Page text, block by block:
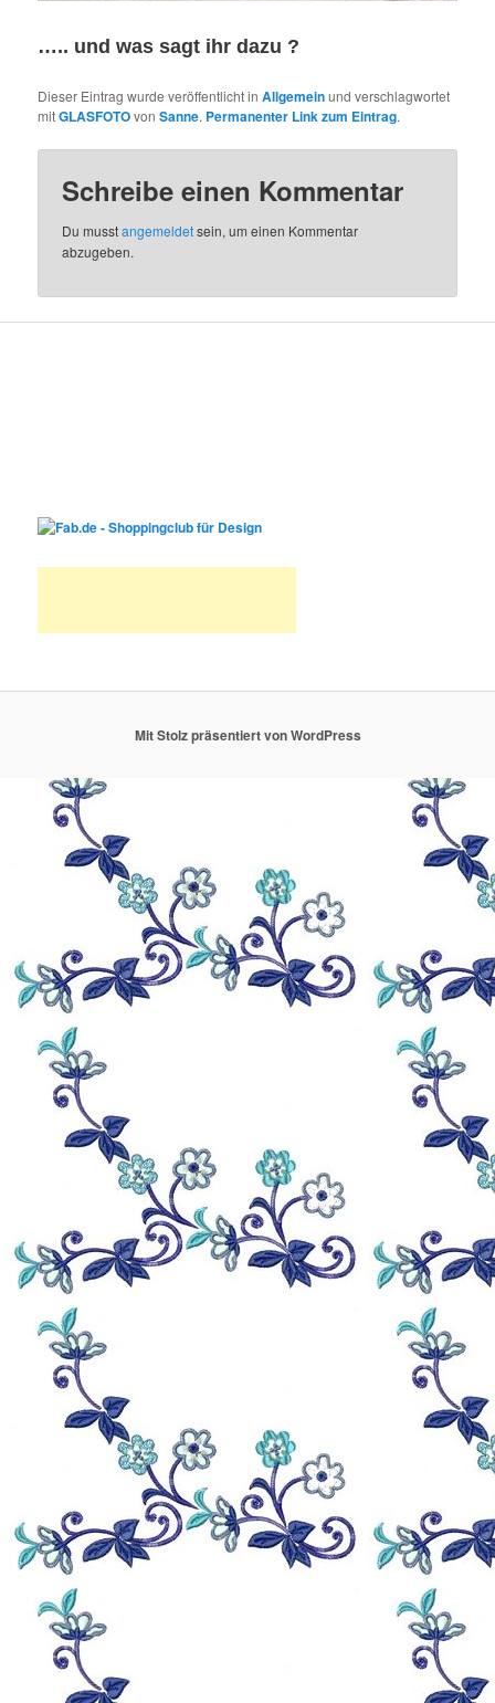
….. und was sagt ihr dazu ?
Dieser Eintrag wurde veröffentlicht inAllgemeinund verschlagwortet
mitGLASFOTOvonSanne. Permanenter Link zum Eintrag.
Schreibe einen Kommentar
Du musstangemeldetsein, um einen Kommentar
abzugeben.
Mit Stolz präsentiert von WordPress